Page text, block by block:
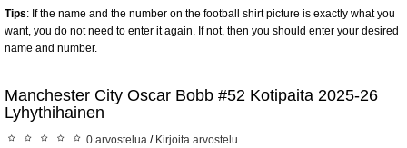
Tips: If the name and the number on the football shirt picture is exactly what you
want, you do not need to enter it again. If not, then you should enter your desired
name and number.
Manchester City Oscar Bobb #52 Kotipaita 2025-26
Lyhythihainen
0 arvostelua / Kirjoita arvostelu